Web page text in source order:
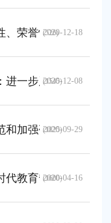
2020-12-18
、荣誉性？教育部9
(526)
2020-12-08
进一步严格规范学位
(1545)
2020-09-29
加强研究生培养管
(1825)
2020-04-16
代教育督导体制机制
(1600)